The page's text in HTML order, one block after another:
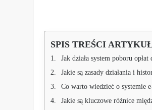
SPIS TREŚCI
Jak działa system poboru
Jakie są zasady działania i
Co warto wiedzieć o systemie
Jakie są kluczowe różnice